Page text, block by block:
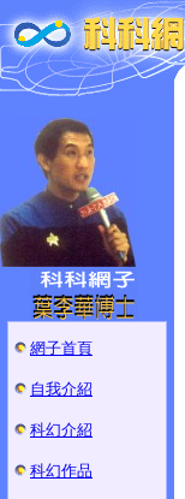
網子首頁
自我介紹
科幻介紹
科幻作品